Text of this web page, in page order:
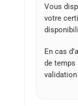
Vous
votre
En cas
de temps
validation